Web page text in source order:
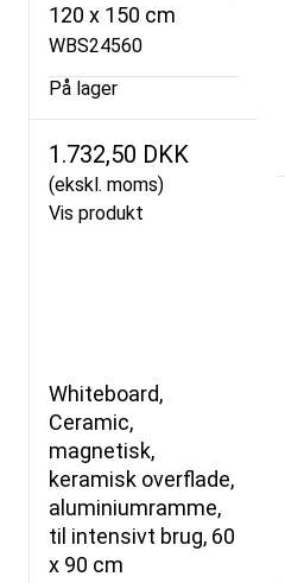
120 x 150 cm
WBS24560
På lager
1.732,50 DKK
(ekskl. moms)
Vis produkt
Whiteboard,
Ceramic,
magnetisk,
keramisk overflade,
aluminiumramme,
til intensivt brug, 60
x 90 cm